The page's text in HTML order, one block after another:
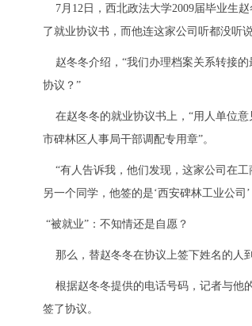
7月12日，西北政法大学2009届毕业生
了就业协议书，而他连这家公司听都没听说
赵冬冬介绍，“我们办理档案关系转接的
协议？”
在赵冬冬的就业协议书上，“用人单位意
市碑林区人事局干部调配专用章”。
“有人告诉我，他们发现，这家公司在工
另一个同学，他签的是‘西安碑林工业公
“被就业”：不知情还是自愿？
那么，替赵冬冬在协议上签下姓名的人
根据赵冬冬提供的电话号码，记者与他
签了协议。